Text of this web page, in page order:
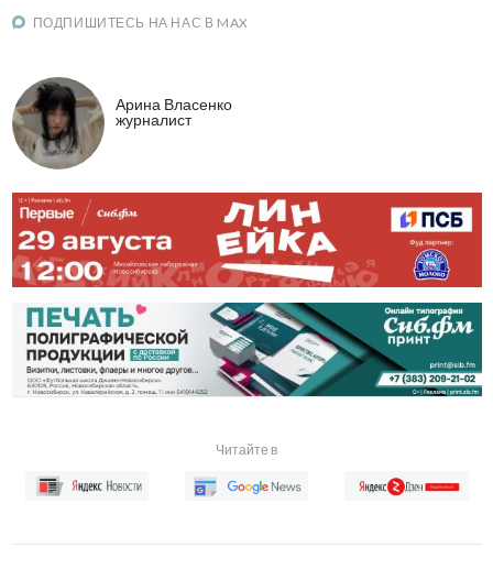
ПОДПИШИТЕСЬ НА НАС В MAX
Арина Власенко
журналист
Читайте в